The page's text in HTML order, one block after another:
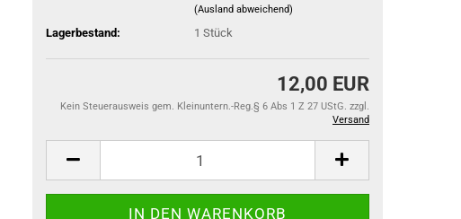
(Ausland abweichend)
Lagerbestand: 1 Stück
12,00 EUR
Kein Steuerausweis gem. Kleinuntern.-Reg.§ 6 Abs 1 Z 27 UStG. zzgl.
Versand